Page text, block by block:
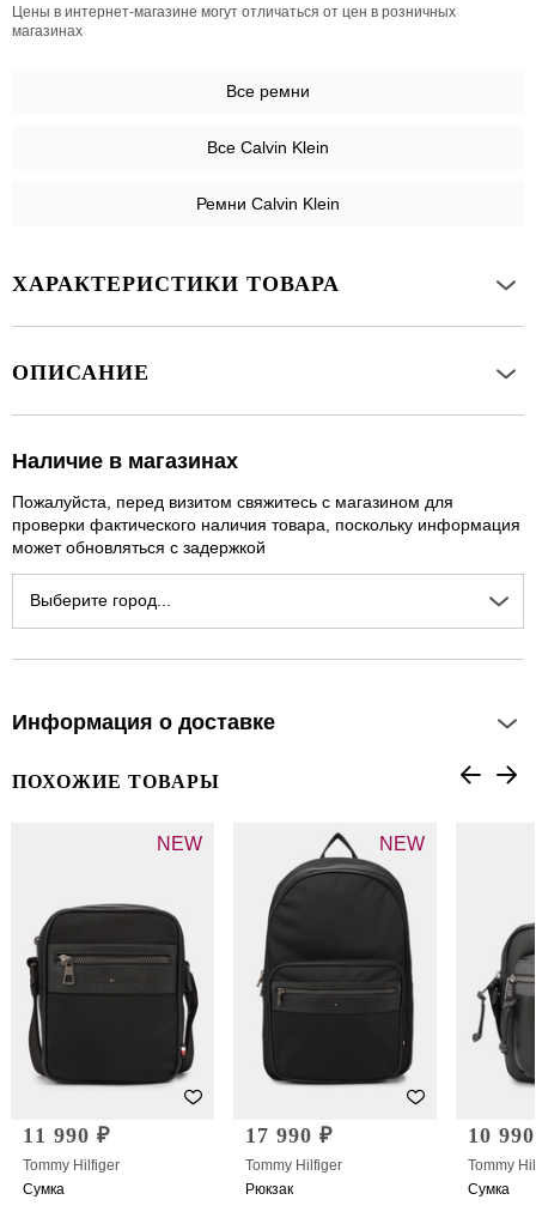
Цены в интернет-магазине могут отличаться от цен в розничных
магазинах
Все ремни
Все Calvin Klein
Ремни Calvin Klein
ХАРАКТЕРИСТИКИ ТОВАРА
ОПИСАНИЕ
Наличие в магазинах
Пожалуйста, перед визитом свяжитесь с магазином для
проверки фактического наличия товара, поскольку информация
может обновляться с задержкой
Выберите город...
Информация о доставке
ПОХОЖИЕ ТОВАРЫ
NEW
11 990 ₽
Tommy Hilfiger
Сумка
NEW
17 990 ₽
Tommy Hilfiger
Рюкзак
10
Tommy
Сумка